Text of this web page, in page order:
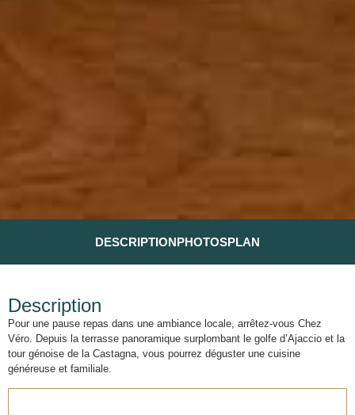
DESCRIPTIONPHOTOSPLAN
Description
Pour une pause repas dans une ambiance locale, arrêtez-vous Chez
Véro. Depuis la terrasse panoramique surplombant le golfe d’Ajaccio et la
tour génoise de la Castagna, vous pourrez déguster une cuisine
généreuse et familiale.